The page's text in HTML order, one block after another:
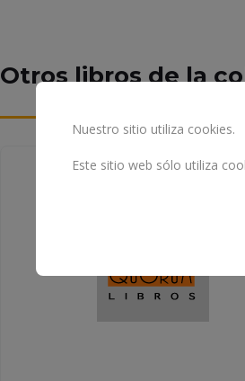
Otros libros de la
Nuestro sitio utiliza cookies.
Este sitio web sólo utiliza